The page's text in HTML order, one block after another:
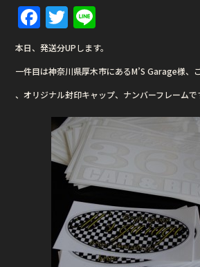
F
a
c
e
b
o
o
k
T
w
it
te
r
n
e
本日、発送分UPします。
一件目は神奈川県厚木市にあるM’S Garage様、
、オリジナル封印キャップ、ナンバーフレームで